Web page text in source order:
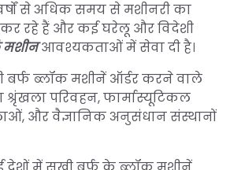
से अधिक समय से मशीनरी का
कर रहे हैं और कई घरेलू और विदेशी
मशीनआवश्यकताओं में सेवा दी है।
बर्फ ब्लॉक मशीनें ऑर्डर करने वाले
श्रृंखला परिवहन, फार्मास्यूटिकल
और वैज्ञानिक अनुसंधान संस्थानों